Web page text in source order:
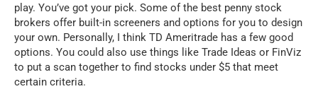
play. You’ve got your pick. Some of the best penny stock
brokers offer built-in screeners and options for you to design
your own. Personally, I think TD Ameritrade has a few good
options. You could also use things like Trade Ideas or FinViz
to put a scan together to find stocks under $5 that meet
certain criteria.